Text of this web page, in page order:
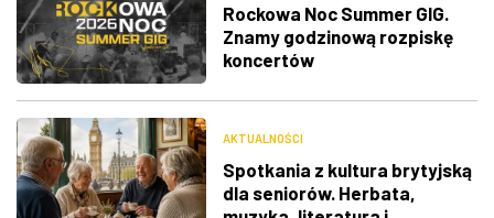
Rockowa Noc Summer GIG.
Znamy godzinową rozpiskę
koncertów
AKTUALNOŚCI
Spotkania z kultura brytyjską
dla seniorów. Herbata,